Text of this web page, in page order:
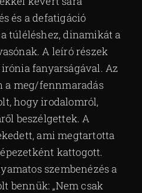
és a defatigáció
túléléshez, dinamikát a
A leíró részek
fanyarságával. Az
a meg/fennmaradás
hogy irodalomról,
beszélgettek. A
ami megtartotta
kattogott.
szembenézés a
bennük: „Nem csak